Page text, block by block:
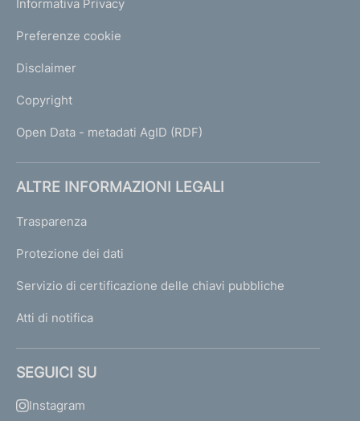
Informativa Privacy
Preferenze cookie
Disclaimer
Copyright
Open Data - metadati AgID (RDF)
ALTRE INFORMAZIONI LEGALI
Trasparenza
Protezione dei dati
Servizio di certificazione delle chiavi pubbliche
Atti di notifica
SEGUICI SU
Instagram